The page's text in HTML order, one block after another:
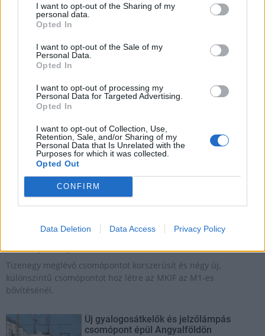
I want to opt-out of the Sharing of my
personal data.
Opted In
I want to opt-out of the Sale of my
Personal Data.
Opted In
I want to opt-out of processing my
Personal Data for Targeted Advertising.
Opted In
I want to opt-out of Collection, Use,
Retention, Sale, and/or Sharing of my
Personal Data that Is Unrelated with the
Purposes for which it was collected.
Opted Out
CONFIRM
Data Deletion Data Access Privacy Policy
MAGYAR ÉPÍTŐK
M1 bővítés: már zajlik a teljesen új Bicske Kelet
Tizenegy meglévő csomópontot korszerűsít és négy új,
különszintű csomópontot hoz létre az MKIF az M1-es
bővítésénél.
Új gyalogosátkelők és jelzőlámpás
csomópont épül Angyalföldön